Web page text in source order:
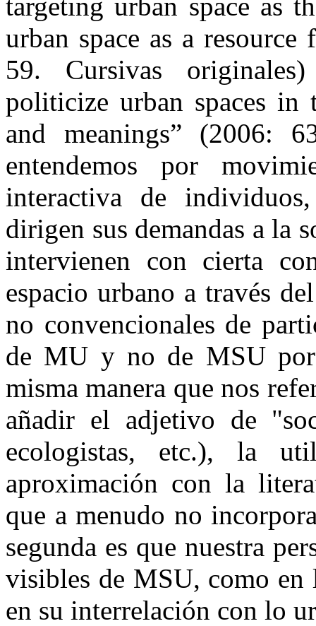
urban space as a
59. Cursivas
politicize urban spaces in
and meanings” (2006:
entendemos por
interactiva de
dirigen sus demandas a la
intervienen con cierta
espacio urbano a través
no convencionales de
de MU y no de MSU
misma manera que nos
añadir el adjetivo de
ecologistas, etc.), la
aproximación con la
que a menudo no
segunda es que nuestra
visibles de MSU, como en
en su interrelación con lo